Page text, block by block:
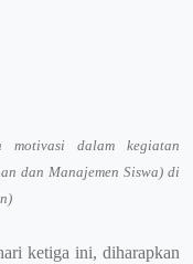
motivasi dalam kegiatan
dan Manajemen Siswa) di
ketiga ini, diharapkan